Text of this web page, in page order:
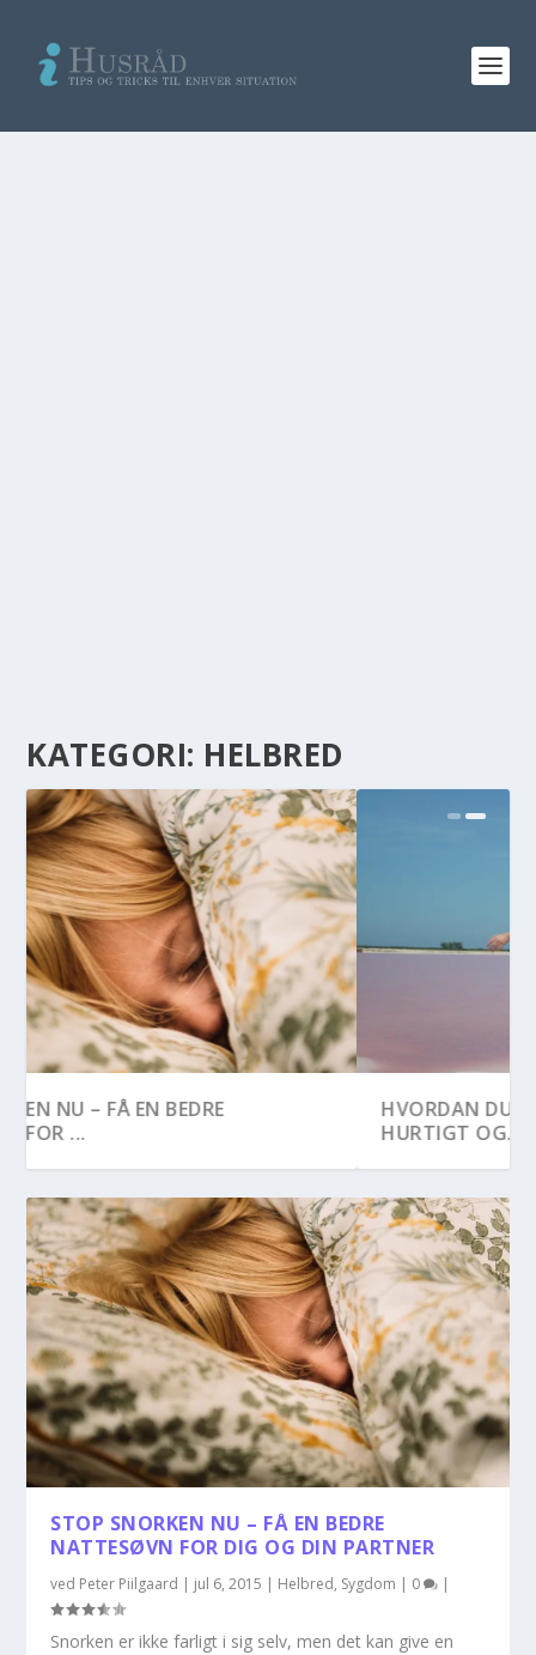
KATEGORI: HELBRED
HVORDAN DU LINDRER SOLSKOLDNING –
HURTIGT OG...
STOP SNORKEN NU – FÅ EN BEDRE
NATTESØVN FOR DIG OG DIN PARTNER
ved Peter Piilgaard | jul 6, 2015 | Helbred, Sygdom | 0 |
Snorken er ikke farligt i sig selv, men det kan give en